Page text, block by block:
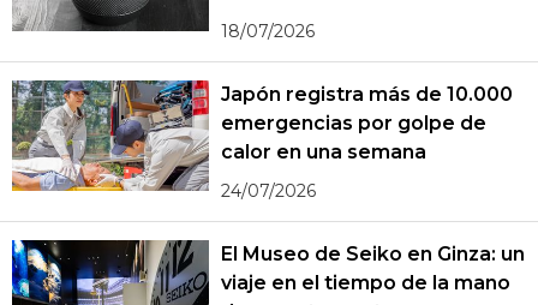
18/07/2026
Japón registra más de 10.000
emergencias por golpe de
calor en una semana
24/07/2026
El Museo de Seiko en Ginza: un
viaje en el tiempo de la mano